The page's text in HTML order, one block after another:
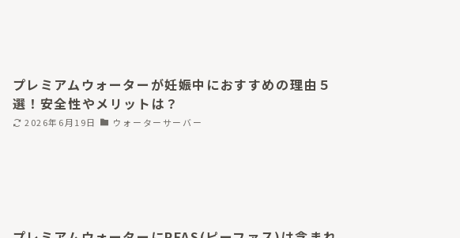
プレミアムウォーターが妊娠中におすすめの理由５
選！安全性やメリットは？
2026年6月19日 ウォーターサーバー